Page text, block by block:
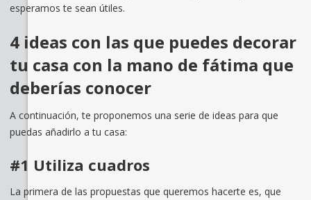
esperamos te sean útiles.
4 ideas con las que puedes decorar
tu casa con la mano de fátima que
deberías conocer
A continuación, te proponemos una serie de ideas para que
puedas añadirlo a tu casa:
#1 Utiliza cuadros
La primera de las propuestas que queremos hacerte es, que